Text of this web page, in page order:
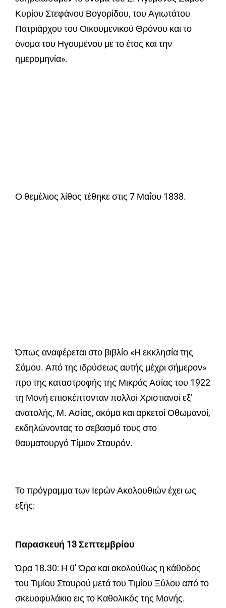
Κυρίου Στεφάνου Βογορίδου, του Αγιωτάτου
Πατριάρχου του Οικουμενικού Θρόνου και το
όνομα του Ηγουμένου με το έτος και την
ημερομηνία».
Ο θεμέλιος λίθος τέθηκε στις 7 Μαΐου 1838.
Όπως αναφέρεται στο βιβλίο «Η εκκλησία της
Σάμου. Από της ιδρύσεως αυτής μέχρι σήμερον»
προ της καταστροφής της Μικράς Ασίας του 1922
τη Μονή επισκέπτονταν πολλοί Χριστιανοί εξ’
ανατολής, Μ. Ασίας, ακόμα και αρκετοί Οθωμανοί,
εκδηλώνοντας το σεβασμό τους στο
θαυματουργό Τίμιον Σταυρόν.
Το πρόγραμμα των Ιερών Ακολουθιών έχει ως
εξής:
Παρασκευή 13 Σεπτεμβρίου
Ώρα 18.30: Η θ’ Ώρα και ακολούθως η κάθοδος
του Τιμίου Σταυρού μετά του Τιμίου Ξύλου από το
σκευοφυλάκιο εις το Καθολικός της Μονής.